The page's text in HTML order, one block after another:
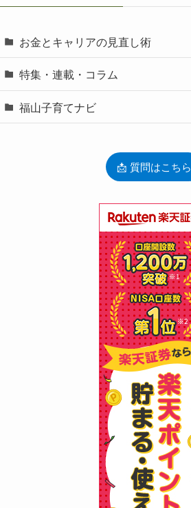
お金とキャリアの見直し術
特集・連載・コラム
福山子育てナビ
📩 質問はこちら